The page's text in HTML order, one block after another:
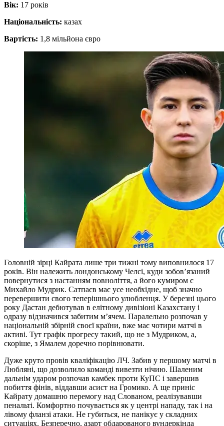
Вік: 17 років
Національність: казах
Вартість: 1,8 мільйона євро
Головній зірці Кайрата лише три тижні тому виповнилося 17
років. Він належить лондонському Челсі, куди зобов’язаний
повернутися з настанням повноліття, а його кумиром є
Михайло Мудрик. Сатпаєв має усе необхідне, щоб значно
перевершити свого теперішнього улюбленця. У березні цього
року Дастан дебютував в елітному дивізіоні Казахстану і
одразу відзначився забитим м’ячем. Паралельно розпочав у
національній збірній своєї країни, вже має чотири матчі в
активі. Тут графік прогресу такий, що не з Мудриком, а,
скоріше, з Ямалем доречно порівнювати.
Дуже круто провів кваліфікацію ЛЧ. Забив у першому матчі в
Любляні, що дозволило команді вивезти нічию. Шаленим
дальнім ударом розпочав камбек проти КуПС і завершив
побиття фінів, віддавши асист на Громико. А ще приніс
Кайрату домашню перемогу над Слованом, реалізувавши
пенальті. Комфортно почувається як у центрі нападу, так і на
лівому фланзі атаки. Не губиться, не панікує у складних
ситуаціях. Безперечно, азарт обдарованого вундеркінда